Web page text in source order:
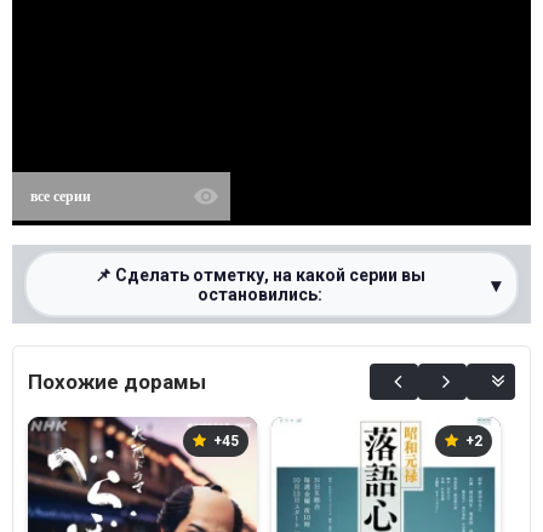
все серии
📌 Сделать отметку, на какой серии вы
остановились:
▾
0%
Похожие дорамы
+45 +2